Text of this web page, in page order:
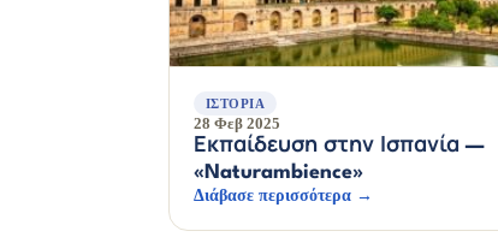
ΙΣΤΟΡΊΑ
28 Φεβ 2025
Εκπαίδευση στην Ισπανία —
«Naturambience»
Διάβασε περισσότερα →